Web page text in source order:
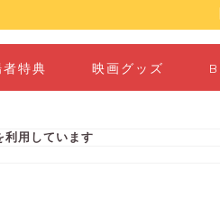
特典 映画グッズ
利用しています